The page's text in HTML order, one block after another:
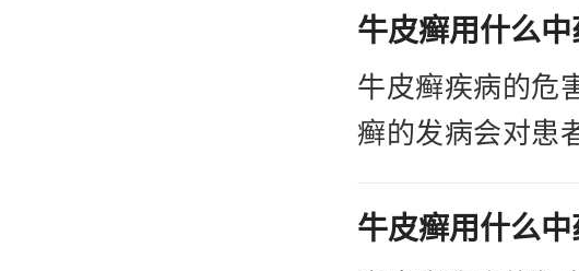
温馨提醒：
的重视牛皮癣的
淮安治疗牛
牛皮癣是比
1、治疗方
牛皮癣疾病的危
癣的发病会对患
自卑、自闭的倾